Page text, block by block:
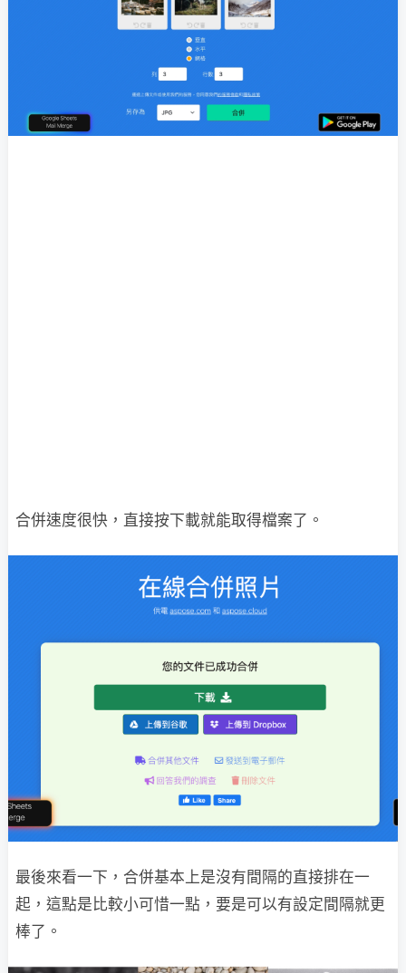
合併速度很快，直接按下載就能取得檔案了。
最後來看一下，合併基本上是沒有間隔的直接排在一
起，這點是比較小可惜一點，要是可以有設定間隔就更
棒了。